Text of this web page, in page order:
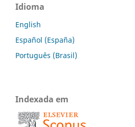
Idioma
English
Español (España)
Português (Brasil)
Indexada em